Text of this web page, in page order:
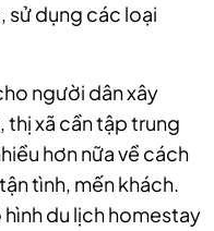
sử dụng các loại
người dân xây
thị xã cần tập trung
hơn nữa về cách
tình, mến khách.
du lịch homestay